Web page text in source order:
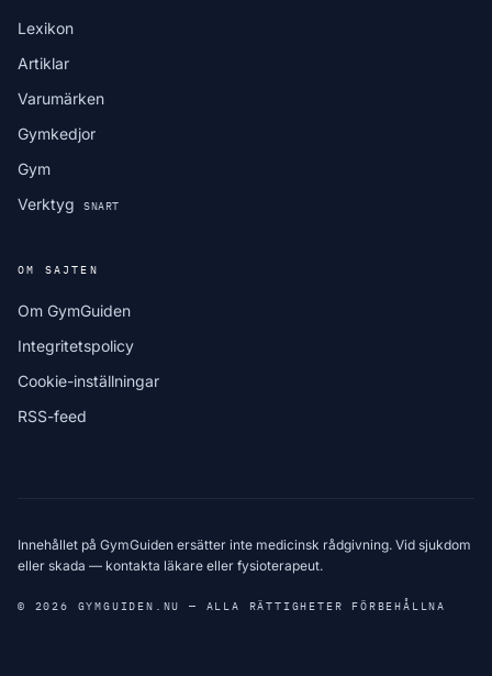
Lexikon
Artiklar
Varumärken
Gymkedjor
Gym
Verktyg
SNART
OM SAJTEN
Om GymGuiden
Integritetspolicy
Cookie-inställningar
RSS-feed
Innehållet på GymGuiden ersätter inte medicinsk rådgivning. Vid sjukdom
eller skada — kontakta läkare eller fysioterapeut.
© 2026 GYMGUIDEN.NU — ALLA RÄTTIGHETER FÖRBEHÅLLNA